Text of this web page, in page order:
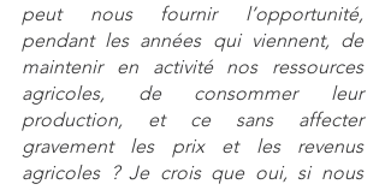
peut nous fournir l’opportunité,
pendant les années qui viennent, de
maintenir en activité nos ressources
agricoles, de consommer leur
production, et ce sans affecter
gravement les prix et les revenus
agricoles ? Je crois que oui, si nous